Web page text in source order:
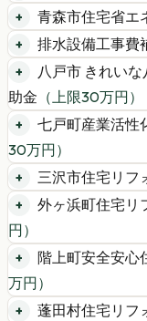
青森市住宅省エ
排水設備工事費
八戸市 きれい
助金 （上限30万円）
七戸町産業活性
30万円）
三沢市住宅リフ
外ヶ浜町住宅リ
円）
階上町安全安心
万円）
蓬田村住宅リフ